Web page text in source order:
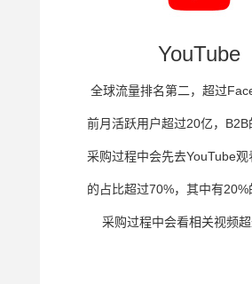
YouTube
全球流量排名第二，超过
前月活跃用户超过20亿，B2B
采购过程中会先去YouTube
的占比超过70%，其中有
采购过程中会看相关视频